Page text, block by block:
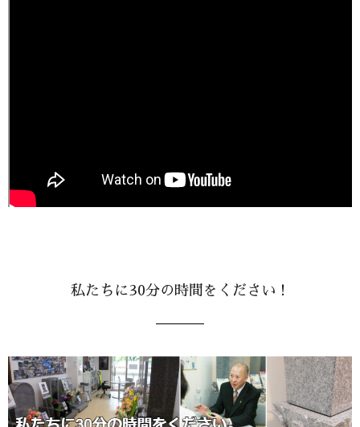
私たちに30分の時間をください！